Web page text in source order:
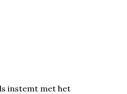
instemt met het